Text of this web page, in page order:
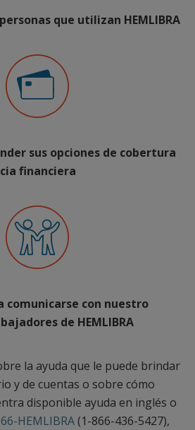
que utilizan HEMLIBRA
sus opciones de cobertura
financiera
comunicarse con nuestro
de HEMLIBRA
la ayuda que le puede brindar
y de cuentas o sobre cómo
disponible ayuda en inglés o
HEMLIBRA(1-866-436-5427),